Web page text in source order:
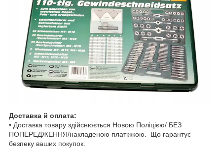
Доставка й оплата:
• Доставка товару здійснюється Новою Поліцією/ БЕЗ
ПОПЕРЕДЖЕННЯ/накладеною платіжкою. Що гарантує
безпеку ваших покупок.